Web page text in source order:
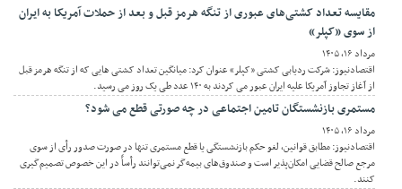
مقایسه تعداد کشتی‌های عبوری از تنگه هرمز قبل و بعد از حملات آمریکا به ایران
از سوی «کپلر»
مرداد ۱۶, ۱۴۰۵
اقتصادنیوز: شرکت ردیابی کشتی «کپلر» عنوان کرد: میانگین تعداد کشتی هایی که از تنگه هرمز قبل
از آغاز تجاوز آمریکا علیه ایران عبور می کردند به ۱۴۰ عدد طی یک روز می رسید.
مستمری بازنشستگان تامین اجتماعی در چه صورتی قطع می شود؟
مرداد ۱۶, ۱۴۰۵
اقتصادنیوز: مطابق قوانین، لغو حکم بازنشستگی یا قطع مستمری تنها در صورت صدور رأی از سوی
مرجع صالح قضایی امکان‌پذیر است و صندوق‌های بیمه‌گر نمی‌توانند رأساً در این خصوص تصمیم‌گیری
کنند.